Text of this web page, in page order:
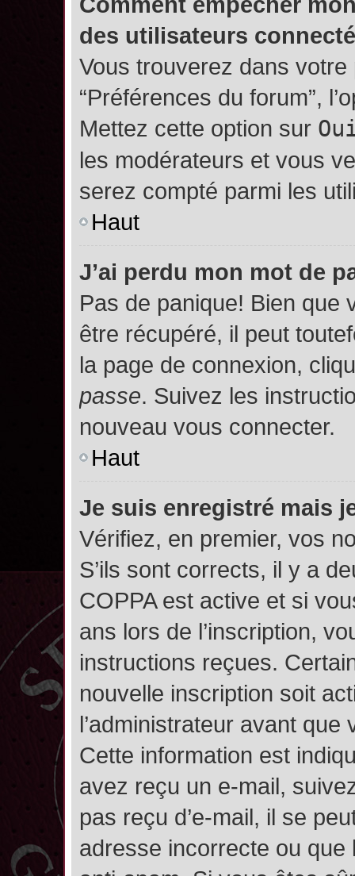
des utilisateurs
Vous trouverez dans votre
“Préférences du forum”,
Mettez cette option sur
les modérateurs et vous
serez compté parmi les
Haut
J’ai perdu mon mot de
Pas de panique! Bien que
être récupéré, il peut
la page de connexion,
passe. Suivez les
nouveau vous connecter.
Haut
Je suis enregistré mais
Vérifiez, en premier, vos
S’ils sont corrects, il y a
COPPA est active et si
ans lors de l’inscription,
instructions reçues.
nouvelle inscription soit
l’administrateur avant
Cette information est
avez reçu un e-mail,
pas reçu d’e-mail, il se
adresse incorrecte ou que